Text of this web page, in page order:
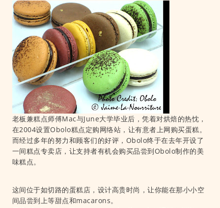
老板兼糕点师傅Mac与June大学毕业后，凭着对烘焙的热忱，
在2004设置Obolo糕点定购网络站，让有意者上网购买蛋糕。
而经过多年的努力和顾客们的好评，Obolo终于在去年开设了
一间糕点专卖店，让支持者有机会购买品尝到Obolo制作的美
味糕点。
这间位于如切路的蛋糕店，设计高贵时尚，让你能在那小小空
间品尝到上等甜点和macarons。